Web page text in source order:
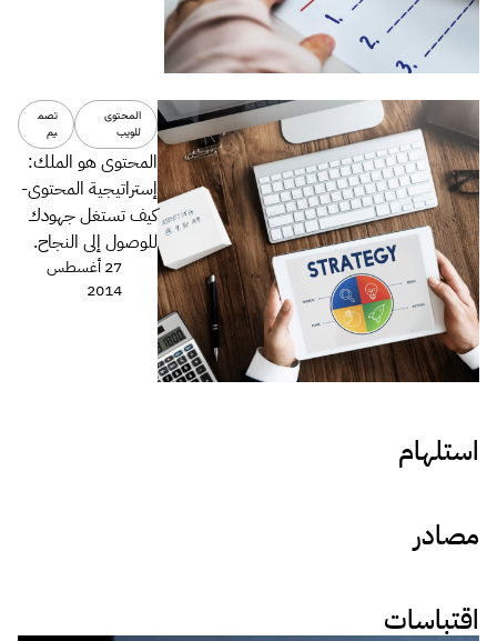
المحتوى
للويب
تصم
يم
المحتوى هو الملك:
إستراتيجية المحتوى-
كيف تستغل جهودك
للوصول إلى النجاح.
27 أغسطس
2014
استلهام
مصادر
اقتباسات